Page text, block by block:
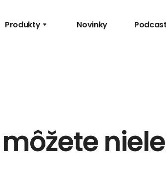
Produkty Novinky Podcast